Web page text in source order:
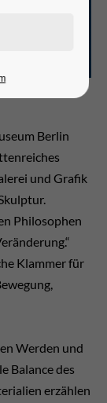
Berlin
und Grafik
Philosophen
Klammer für
Werden und
Balance des
erzählen